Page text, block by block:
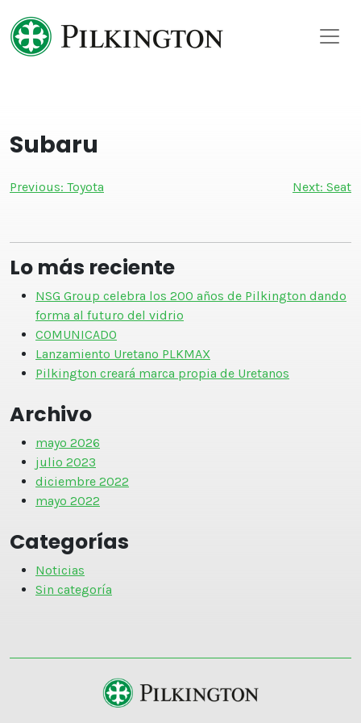
to
content
Subaru
Navegación
entradas
Previous: Toyota Next: Seat
Lo más reciente
NSG Group celebra los 200 años de Pilkington dando
forma al futuro del vidrio
COMUNICADO
Lanzamiento Uretano PLKMAX
Pilkington creará marca propia de Uretanos
Archivo
mayo 2026
julio 2023
diciembre 2022
mayo 2022
Categorías
Noticias
Sin categoría